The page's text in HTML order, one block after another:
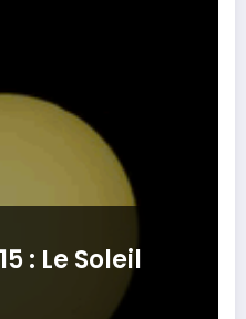
: Le Soleil